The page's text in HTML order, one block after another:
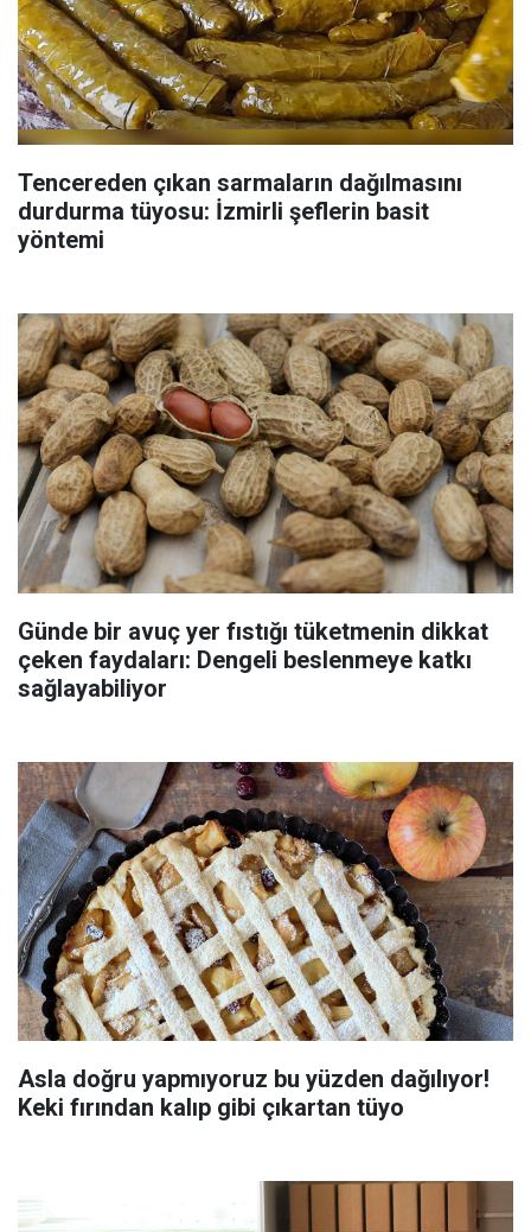
Tencereden çıkan sarmaların dağılmasını
durdurma tüyosu: İzmirli şeflerin basit
yöntemi
Günde bir avuç yer fıstığı tüketmenin dikkat
çeken faydaları: Dengeli beslenmeye katkı
sağlayabiliyor
Asla doğru yapmıyoruz bu yüzden dağılıyor!
Keki fırından kalıp gibi çıkartan tüyo